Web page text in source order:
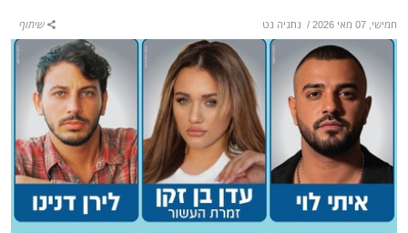
חמישי, 07 מאי 2026 / נתניה נט שיתוף